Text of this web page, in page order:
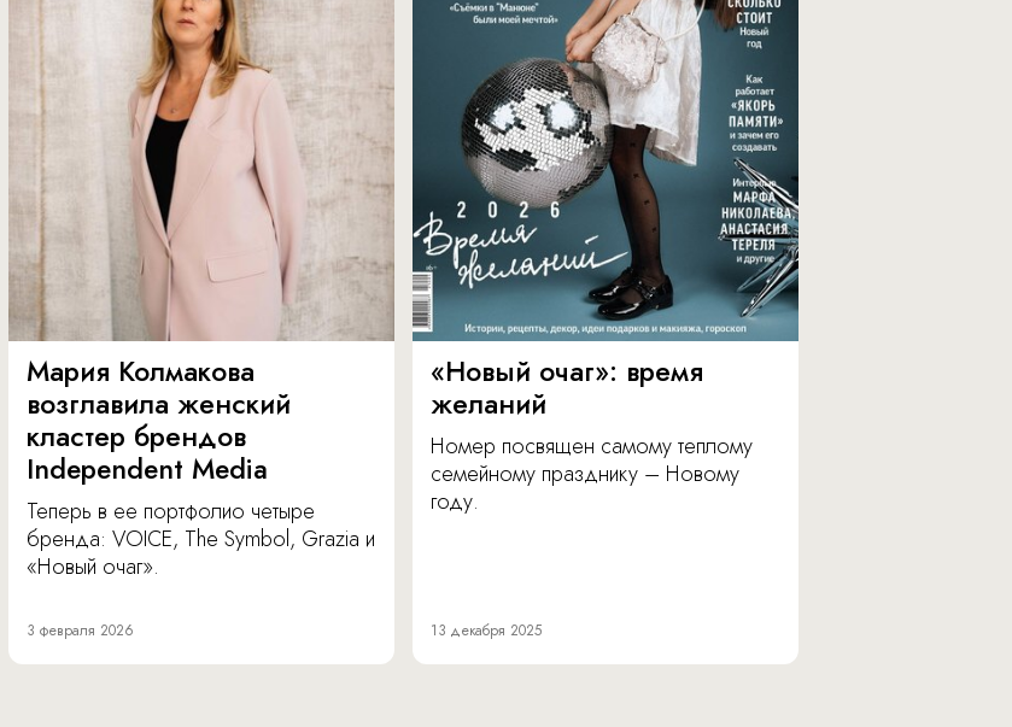
Мария Колмакова
возглавила женский
кластер брендов
Independent Media
Теперь в ее портфолио четыре
бренда: VOICE, The Symbol, Grazia и
«Новый очаг».
3 февраля 2026
«Новый очаг»: время
желаний
Номер посвящен самому теплому
семейному празднику – Новому
году.
13 декабря 2025